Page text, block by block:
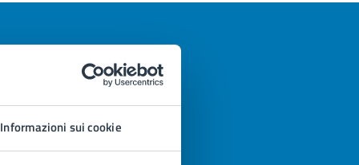
Informazioni sui cookie